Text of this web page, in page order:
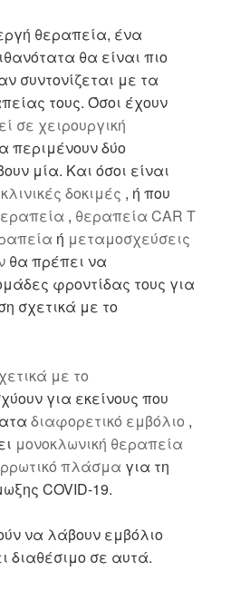
θεραπεία, ένα
θα είναι πιο
συντονίζεται με τα
τους. Όσοι έχουν
σε χειρουργική
περιμένουν δύο
μία. Και όσοι είναι
κλινικές δοκιμές , ή που
, θεραπεία CAR Τ
ή μεταμοσχεύσεις
θα πρέπει να
φροντίδας τους για
σχετικά με το
με το
για εκείνους που
διαφορετικό εμβόλιο ,
μονοκλωνική θεραπεία
πλάσμα για τη
COVID-19.
να λάβουν εμβόλιο
διαθέσιμο σε αυτά.